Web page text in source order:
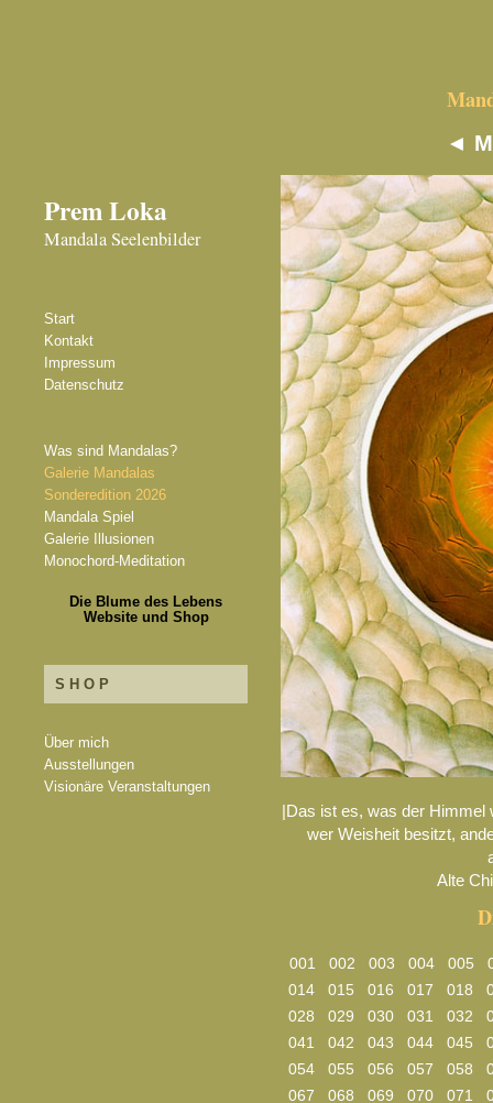
Prem Loka
Mandala Seelenbilder
Start
Kontakt
Impressum
Datenschutz
Was sind Mandalas?
Galerie Mandalas
Sonderedition 2026
Mandala Spiel
Galerie Illusionen
Monochord-Meditation
Die Blume des Lebens
Website und Shop
SHOP
Über mich
Ausstellungen
Visionäre Veranstaltungen
◄
|Das ist es, was der Himmel
wer Weisheit besitzt,
Alte
001 002 003 004 005
014
015 016 017 018
028
029 030 031 032
041
042 043 044 045
054
055 056 057 058
067
068 069 070 071